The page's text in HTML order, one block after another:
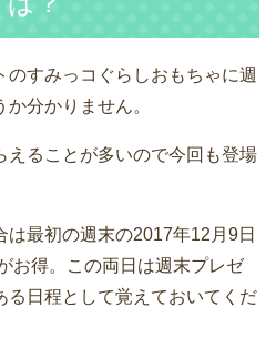
すみっコぐらしおもちゃに週
分かりません。
えることが多いので今回も登場
最初の週末の2017年12月9日
お得。この両日は週末プレゼ
る日程として覚えておいてくだ